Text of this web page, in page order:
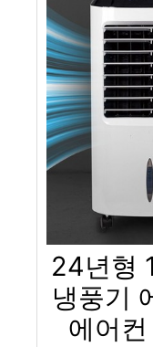
24년형
냉풍기
에어